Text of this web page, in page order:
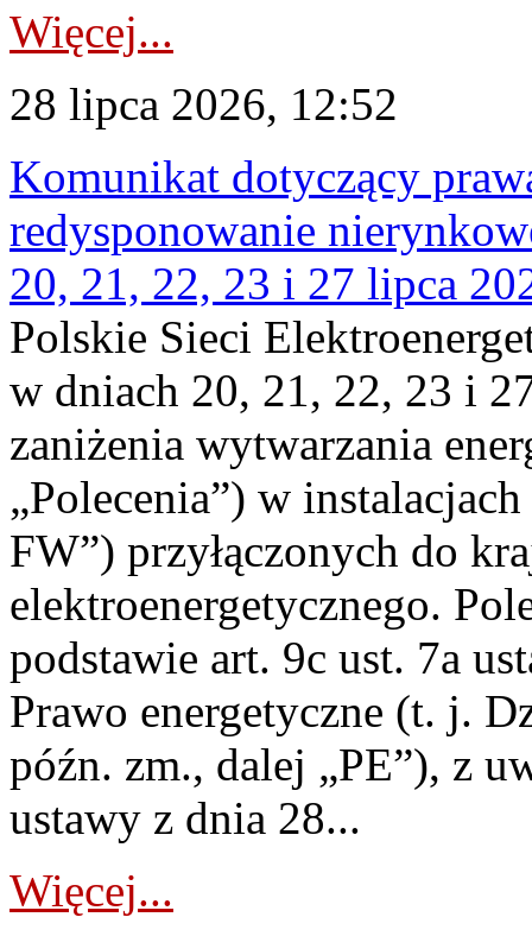
Więcej...
28 lipca 2026, 12:52
Komunikat dotyczący
redysponowanie
20, 21, 22, 23 i 27 lipca
Polskie Sieci
w dniach 20, 21, 22, 23 i
zaniżenia wytwarzania
„Polecenia”) w
FW”) przyłączonych do
elektroenergetycznego.
podstawie art. 9c ust. 7a
Prawo energetyczne (t. j.
późn. zm., dalej „PE”), z
ustawy z dnia 28...
Więcej...